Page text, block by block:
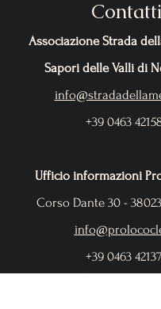
Contatti
Associazione Strada
Sapori delle Valli di
+39 0463
Ufficio informazioni
Corso Dante 30 - 38023
+39 0463